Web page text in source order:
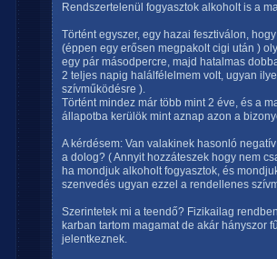
Rendszertelenül fogyasztok alkoholt is a
Történt egyszer, egy hazai fesztiválon,
(éppen egy erősen megpakolt cigi után )
egy pár másodpercre, majd hatalmas
2 teljes napig halálfélelmem volt, ugyan
szívműködésre ).
Történt mindez már több mint 2 éve, és a
állapotba kerülök mint aznap azon a
A kérdésem: Van valakinek hasonló
a dolog? ( Annyit hozzáteszek hogy nem
ha mondjuk alkoholt fogyasztok, és
szenvedés ugyan ezzel a rendellenes
Szerintetek mi a teendő? Fizikailag
karban tartom magamat de akár hányszor
jelentkeznek.